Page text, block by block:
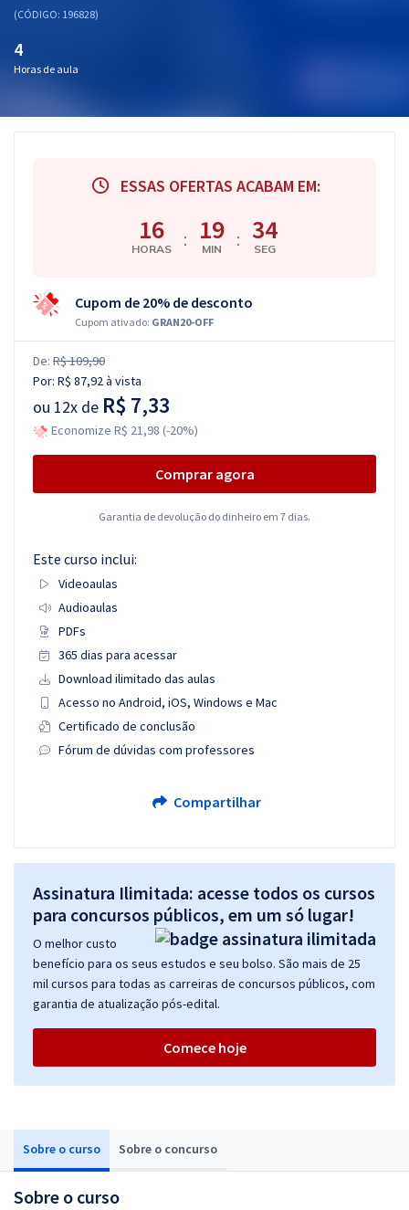
(CÓDIGO: 196828)
4
Horas de aula
Sobre o curso Sobre o concurso
Sobre o curso
ESSAS OFERTAS ACABAM EM:
16
HORAS : 19
MIN : 33
SEG
Cupom de 20% de desconto
Cupom ativado: GRAN20-OFF
De: R$ 109,90
Por: R$ 87,92à vista
ou 12x de R$ 7,33
Economize R$ 21,98 (-20%)
Comprar agora
Garantia de devolução do dinheiro em 7 dias.
Este curso inclui:
Videoaulas
Audioaulas
PDFs
365 dias para acessar
Download ilimitado das aulas
Acesso no Android, iOS, Windows e Mac
Certificado de conclusão
Fórum de dúvidas com professores
Compartilhar
Assinatura Ilimitada: acesse todos os cursos
para concursos públicos, em um só lugar!
O melhor custo
benefício para os seus estudos e seu bolso. São mais de 25
mil cursos para todas as carreiras de concursos públicos, com
garantia de atualização pós-edital.
Comece hoje